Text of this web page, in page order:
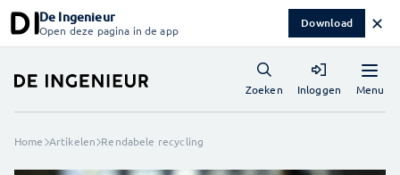
De Ingenieur
Open deze pagina in de app Download ✕
Menu
Zoeken Inloggen
Home Artikelen Rendabele recycling